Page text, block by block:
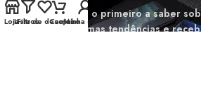
Seja o primeiro a saber
últimas tendências e
LojaFiltros
Lista de desejos
CarrinhoMinha conta